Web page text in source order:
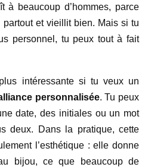
à beaucoup d’hommes, parce
partout et vieillit bien. Mais si tu
personnel, tu peux tout à fait
intéressante si tu veux un
personnalisée. Tu peux
date, des initiales ou un mot
deux. Dans la pratique, cette
l’esthétique : elle donne
bijou, ce que beaucoup de